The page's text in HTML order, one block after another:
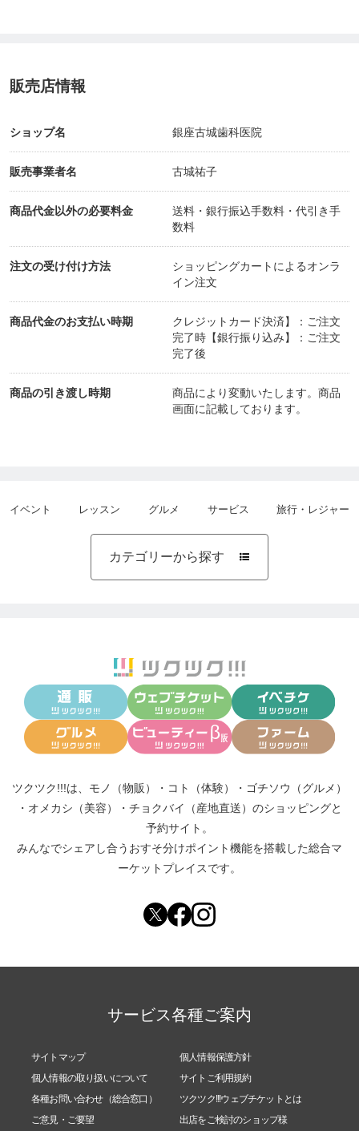
販売店情報
ショップ名 銀座古城歯科医院
販売事業者名 古城祐子
商品代金以外の必要料金
送料・銀行振込手数料・代引き手
数料
注文の受け付け方法
ショッピングカートによるオンラ
イン注文
商品代金のお支払い時期
クレジットカード決済】：ご注文
完了時【銀行振り込み】：ご注文
完了後
商品の引き渡し時期
商品により変動いたします。商品
画面に記載しております。
イベント レッスン グルメ サービス 旅行・レジャー
カテゴリーから探す 
ツクツク!!!は、 モノ（物販） ・ コト（体験） ・ ゴチソウ（グルメ）
・ オメカシ（美容） ・ チョクバイ（産地直送） のショッピングと
予約サイト。
みんなでシェアし合う おすそ分けポイント機能を搭載した総合マ
ーケットプレイスです。
サービス各種ご案内
サイトマップ
個人情報保護方針
個人情報の取り扱いについて
サイトご利用規約
各種お問い合わせ（総合窓口）
ツクツク!!!ウェブチケットとは
ご意見・ご要望
出店をご検討のショップ様